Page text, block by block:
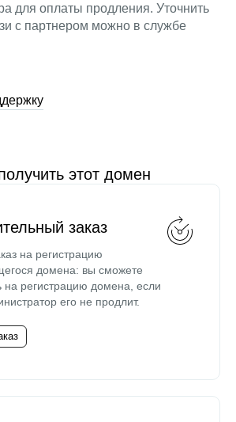
для оплаты продления. Уточнить
с партнером можно в службе
этот домен
заказ
на регистрацию
домена: вы сможете
на регистрацию домена, если
его не продлит.